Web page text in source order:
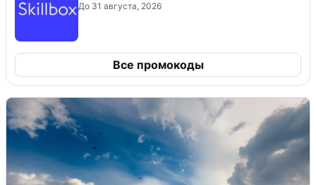
До 31 августа, 2026
Все промокоды